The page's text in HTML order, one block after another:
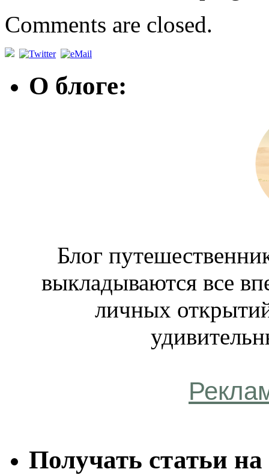
Comments are closed.
О блоге:
Блог
выкладываются все
личных
Получать статьи